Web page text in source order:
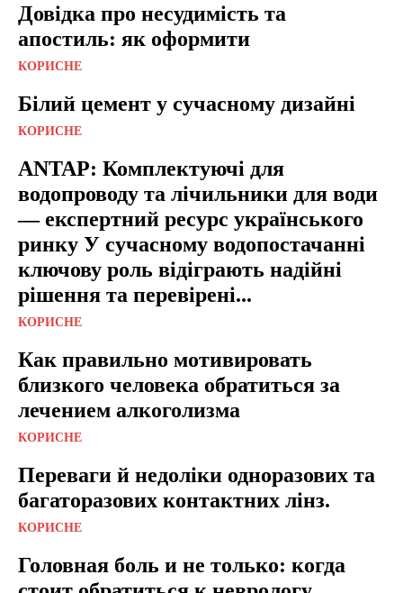
Довідка про несудимість та
апостиль: як оформити
КОРИСНЕ
Білий цемент у сучасному дизайні
КОРИСНЕ
ANTAP: Комплектуючі для
водопроводу та лічильники для води
— експертний ресурс українського
ринку У сучасному водопостачанні
ключову роль відіграють надійні
рішення та перевірені...
КОРИСНЕ
Как правильно мотивировать
близкого человека обратиться за
лечением алкоголизма
КОРИСНЕ
Переваги й недоліки одноразових та
багаторазових контактних лінз.
КОРИСНЕ
Головная боль и не только: когда